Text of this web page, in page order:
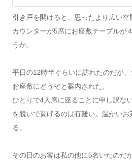
引き戸を開けると、思ったより広い空
カウンターが5席にお座敷テーブルが
うか。
平日の12時半ぐらいに訪れたのだが
お座敷にどうぞと案内された。
ひとりで4人席に座ることに申し訳な
を脱いで寛げるのは有難い。温かい
る。
その日のお客は私の他に5名いたのだ